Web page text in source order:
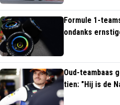
Formule 1-
ondanks
Oud-teambaas
tien: "Hij is de